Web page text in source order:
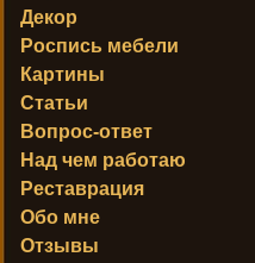
Декор
Роспись мебели
Картины
Статьи
Вопрос-ответ
Над чем работаю
Реставрация
Обо мне
Отзывы